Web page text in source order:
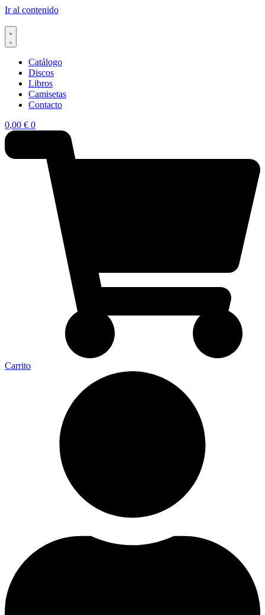
Ir al contenido
Catálogo
Discos
Libros
Camisetas
Contacto
0,00 € 0
Carrito